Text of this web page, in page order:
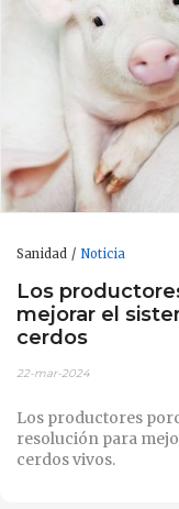
Sanidad Noticia
Los
mejorar el
cerdos
22-mar-2024
Los productores
resolución para
cerdos vivos.